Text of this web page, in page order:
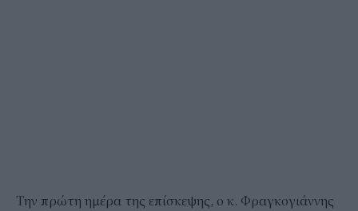
Την πρώτη ημέρα της επίσκεψης, ο κ. Φραγκογιάννης